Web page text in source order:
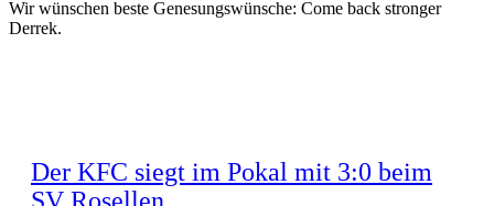
Wir wünschen beste Genesungswünsche: Come back stronger
Derrek.
Der KFC siegt im Pokal mit 3:0 beim
SV Rosellen